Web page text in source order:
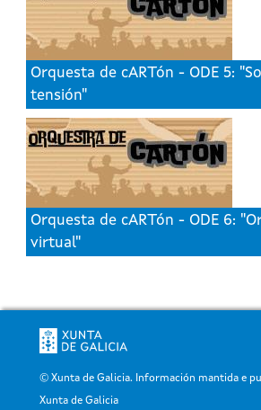
Orquesta de cARTón - ODE 5:
tensión"
Orquesta de cARTón - ODE 6:
virtual"
© Xunta de Galicia. Información mantida e
Xunta de Galicia